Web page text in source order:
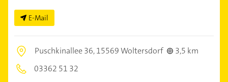
E-Mail
Puschkinallee 36,15569 Woltersdorf
3,5 km
03362 51 32